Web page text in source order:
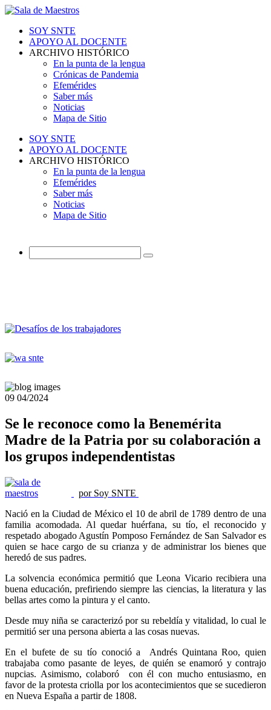
SOY SNTE
APOYO AL DOCENTE
ARCHIVO HISTÓRICO
En la punta de la lengua
Crónicas de Pandemia
Efemérides
Saber más
Noticias
Mapa de Sitio
SOY SNTE
APOYO AL DOCENTE
ARCHIVO HISTÓRICO
En la punta de la lengua
Efemérides
Saber más
Noticias
Mapa de Sitio
09 04/2024
Se le reconoce como la Benemérita
Madre de la Patria por su colaboración a
los grupos independentistas
por Soy SNTE
Nació en la Ciudad de México el 10 de abril de 1789 dentro de una
familia acomodada. Al quedar huérfana, su tío, el reconocido y
respetado abogado Agustín Pomposo Fernández de San Salvador es
quien se hace cargo de su crianza y de administrar los bienes que
heredó de sus padres.
La solvencia económica permitió que Leona Vicario recibiera una
buena educación, prefiriendo siempre las ciencias, la literatura y las
bellas artes como la pintura y el canto.
Desde muy niña se caracterizó por su rebeldía y vitalidad, lo cual le
permitió ser una persona abierta a las cosas nuevas.
En el bufete de su tío conoció a Andrés Quintana Roo, quien
trabajaba como pasante de leyes, de quién se enamoró y contrajo
nupcias. Asimismo, colaboró con él con mucho entusiasmo, en
favor de la protesta criolla por los acontecimientos que se sucedieron
en Nueva España a partir de 1808.